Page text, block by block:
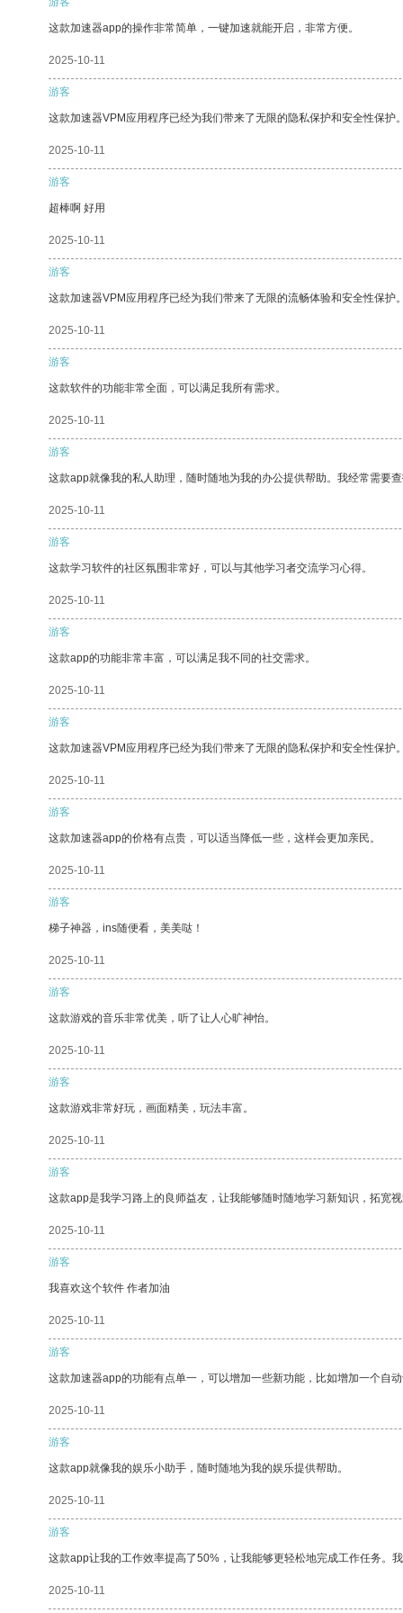
这款加速器app的操作非常简单，一键加速就能开启，非常方便。
2025-10-11
游客
这款加速器VPM应用程序已经为我们带来了无限的隐私保护和安全性保护
2025-10-11
游客
超棒啊 好用
2025-10-11
游客
这款加速器VPM应用程序已经为我们带来了无限的流畅体验和安全性保护
2025-10-11
游客
这款软件的功能非常全面，可以满足我所有需求。
2025-10-11
游客
这款app就像我的私人助理，随时随地为我的办公提供帮助。我经常需要
2025-10-11
游客
这款学习软件的社区氛围非常好，可以与其他学习者交流学习心得。
2025-10-11
游客
这款app的功能非常丰富，可以满足我不同的社交需求。
2025-10-11
游客
这款加速器VPM应用程序已经为我们带来了无限的隐私保护和安全性保护
2025-10-11
游客
这款加速器app的价格有点贵，可以适当降低一些，这样会更加亲民。
2025-10-11
游客
梯子神器，ins随便看，美美哒！
2025-10-11
游客
这款游戏的音乐非常优美，听了让人心旷神怡。
2025-10-11
游客
这款游戏非常好玩，画面精美，玩法丰富。
2025-10-11
游客
这款app是我学习路上的良师益友，让我能够随时随地学习新知识，拓宽
2025-10-11
游客
我喜欢这个软件 作者加油
2025-10-11
游客
这款加速器app的功能有点单一，可以增加一些新功能，比如增加一个自
2025-10-11
游客
这款app就像我的娱乐小助手，随时随地为我的娱乐提供帮助。
2025-10-11
游客
这款app让我的工作效率提高了50%，让我能够更轻松地完成工作任务。
2025-10-11